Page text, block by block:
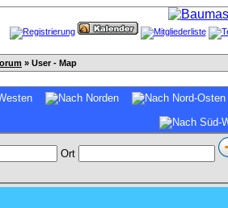
» User - Map
Ort